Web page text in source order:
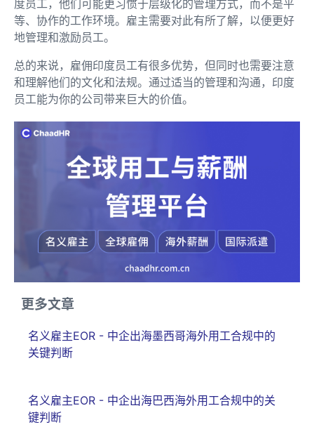
度员工，他们可能更习惯于层级化的管理方式，而不是平
等、协作的工作环境。雇主需要对此有所了解，以便更好
地管理和激励员工。
总的来说，雇佣印度员工有很多优势，但同时也需要注意
和理解他们的文化和法规。通过适当的管理和沟通，印度
员工能为你的公司带来巨大的价值。
更多文章
名义雇主EOR - 中企出海墨西哥海外用工合规中的
关键判断
名义雇主EOR - 中企出海巴西海外用工合规中的关
键判断